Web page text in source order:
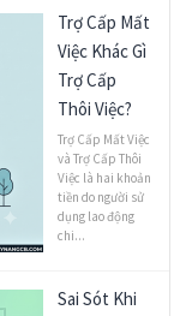
Trợ Cấp Mất
Việc Khác Gì
Trợ Cấp
Thôi Việc?
Trợ Cấp Mất Việc
và Trợ Cấp Thôi
Việc là hai khoản
tiền do người sử
dụng lao động
chi...
Sai Sót Khi